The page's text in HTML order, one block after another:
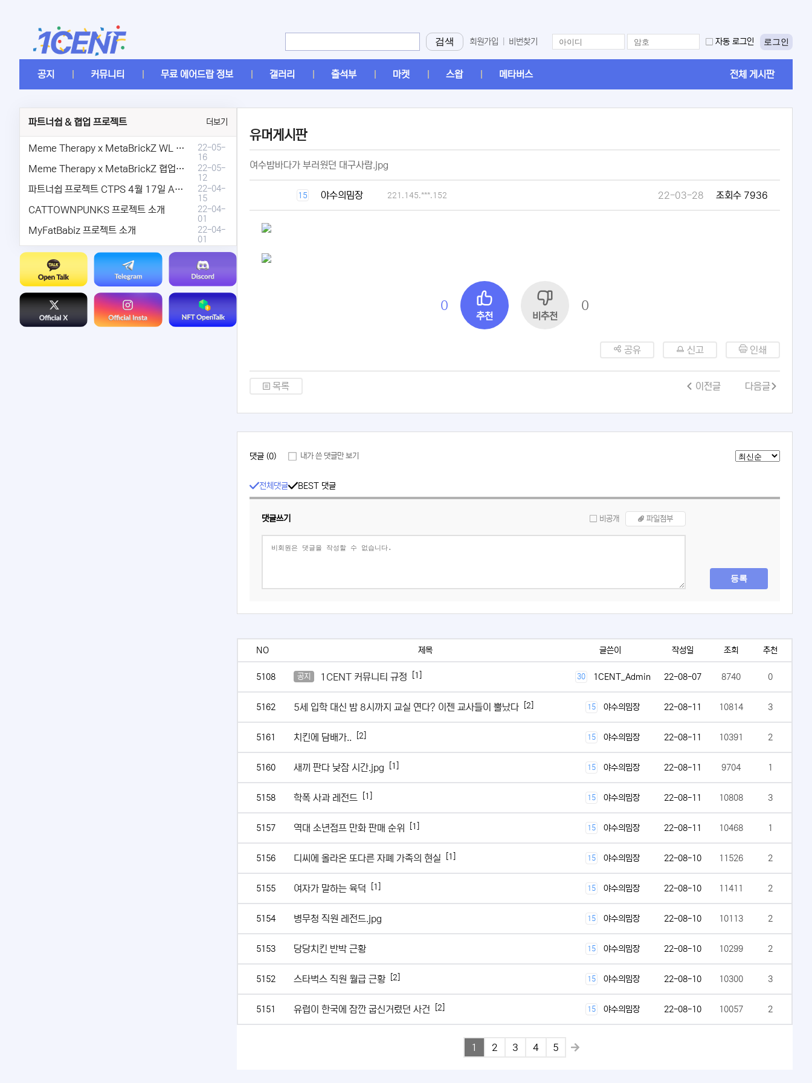
검색 회원가입 비번찾기 자동 로그인 로그인
공지 커뮤니티 무료 에어드랍 정보 갤러리 출석부 마켓 스왑 메타버스 전체 게시판
파트너쉽 & 협업 프로젝트 더보기
Meme Therapy x MetaBrickZ WL & AriDrop 이벤트 결과안내!
22-05-
16
Meme Therapy x MetaBrickZ 협업 & WL , AriDrop 이벤트 안내 [1]
22-05-
12
파트너쉽 프로젝트 CTPS 4월 17일 AMA안내.
22-04-
15
CATTOWNPUNKS 프로젝트 소개
22-04-
01
MyFatBabiz 프로젝트 소개
22-04-
01
유머게시판
여수밤바다가 부러웠던 대구사람.jpg
15 야수의밈장 221.145.***.152 22-03-28 조회수 7936
0
추천 비추천
0
공유 신고 인쇄
목록 이전글 다음글
댓글 (0) 내가 쓴 댓글만 보기
전체댓글 BEST 댓글
댓글쓰기 비공개 파일첨부
등록
NO 제목 글쓴이 작성일 조회 추천
5108 공지 1CENT 커뮤니티 규정 [1] 30 1CENT_Admin 22-08-07 8740 0
5162 5세 입학 대신 밤 8시까지 교실 연다? 이젠 교사들이 뿔났다 [2] 15 야수의밈장 22-08-11 10814 3
5161 치킨에 담배가.. [2] 15 야수의밈장 22-08-11 10391 2
5160 새끼 판다 낮잠 시간.jpg [1] 15 야수의밈장 22-08-11 9704 1
5158 학폭 사과 레전드 [1] 15 야수의밈장 22-08-11 10808 3
5157 역대 소년점프 만화 판매 순위 [1] 15 야수의밈장 22-08-11 10468 1
5156 디씨에 올라온 또다른 자폐 가족의 현실 [1] 15 야수의밈장 22-08-10 11526 2
5155 여자가 말하는 육덕 [1] 15 야수의밈장 22-08-10 11411 2
5154 병무청 직원 레전드.jpg 15 야수의밈장 22-08-10 10113 2
5153 당당치킨 반박 근황 15 야수의밈장 22-08-10 10299 2
5152 스타벅스 직원 월급 근황 [2] 15 야수의밈장 22-08-10 10300 3
5151 유럽이 한국에 잠깐 굽신거렸던 사건 [2] 15 야수의밈장 22-08-10 10057 2
1 2 3 4 5